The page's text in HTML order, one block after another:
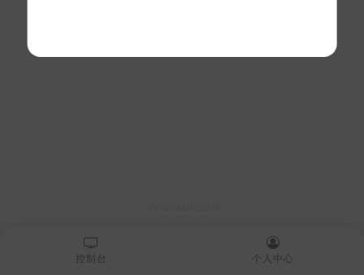
控制台 个人中心